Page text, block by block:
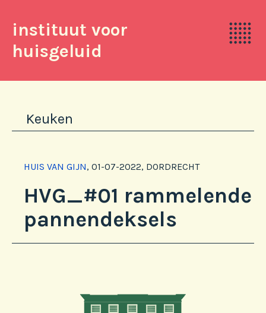
instituut voor
huisgeluid
Keuken
HUIS VAN GIJN, 01-07-2022, DORDRECHT
HVG_#01 rammelende
pannendeksels